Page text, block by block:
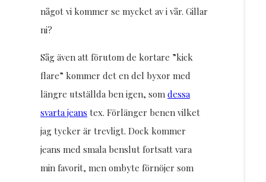
något vi kommer se mycket av i vår. Gillar
ni?
Såg även att förutom de kortare ”kick
flare” kommer det en del byxor med
längre utställda ben igen, som dessa
svarta jeans tex. Förlänger benen vilket
jag tycker är trevligt. Dock kommer
jeans med smala benslut fortsatt vara
min favorit, men ombyte förnöjer som